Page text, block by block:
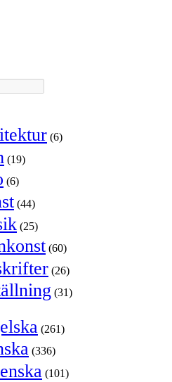
(6)
(19)
(6)
(44)
(25)
(60)
(26)
(31)
(261)
(336)
(101)